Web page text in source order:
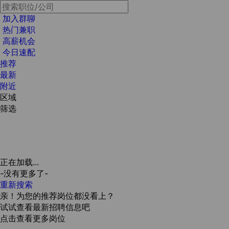
加入群聊
热门兼职
高薪机会
今日速配
推荐
最新
附近
区域
筛选
正在加载...
-没有更多了-
重新搜索
亲！为您的推荐岗位都没看上？
试试查看最新招聘信息吧
点击查看更多岗位